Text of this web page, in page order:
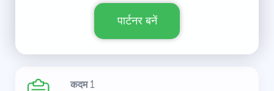
कदम 1
पार्टनर बनें